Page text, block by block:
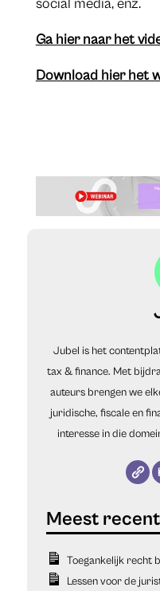
social media, enz.
Ga hier naar het
Download hier het
Jubel is het
tax & finance. Met
auteurs brengen we
juridische, fiscale en
interesse in die
Toegankelijk recht
Lessen voor de